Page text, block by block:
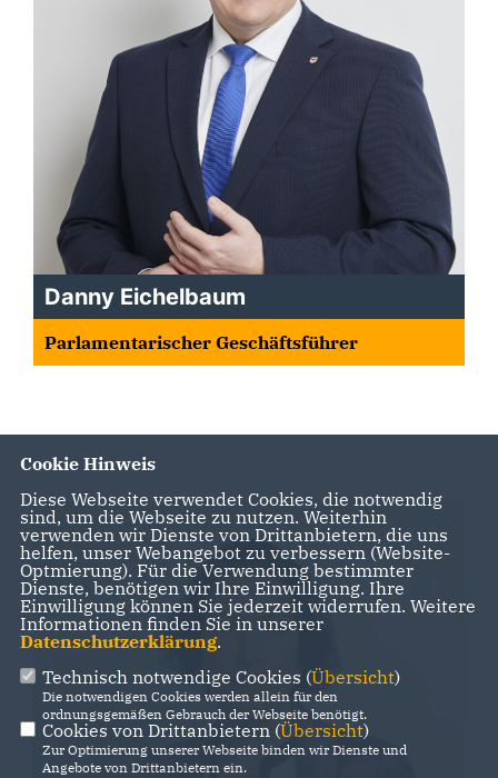
Danny Eichelbaum
Parlamentarischer Geschäftsführer
Cookie Hinweis
Diese Webseite verwendet Cookies, die notwendig
sind, um die Webseite zu nutzen. Weiterhin
verwenden wir Dienste von Drittanbietern, die uns
helfen, unser Webangebot zu verbessern (Website-
Optmierung). Für die Verwendung bestimmter
Dienste, benötigen wir Ihre Einwilligung. Ihre
Einwilligung können Sie jederzeit widerrufen. Weitere
Informationen finden Sie in unserer
Datenschutzerklärung.
Technisch notwendige Cookies (Übersicht)
Die notwendigen Cookies werden allein für den
ordnungsgemäßen Gebrauch der Webseite benötigt.
Cookies von Drittanbietern (Übersicht)
Zur Optimierung unserer Webseite binden wir Dienste und
Angebote von Drittanbietern ein.